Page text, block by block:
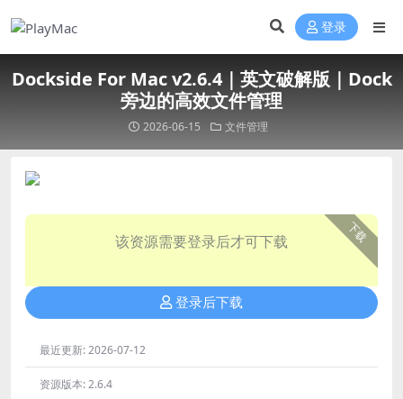
登录
Dockside For Mac v2.6.4｜英文破解版｜Dock
旁边的高效文件管理
2026-06-15 文件管理
下载
该资源需要登录后才可下载
登录后下载
最近更新:2026-07-12
资源版本:2.6.4